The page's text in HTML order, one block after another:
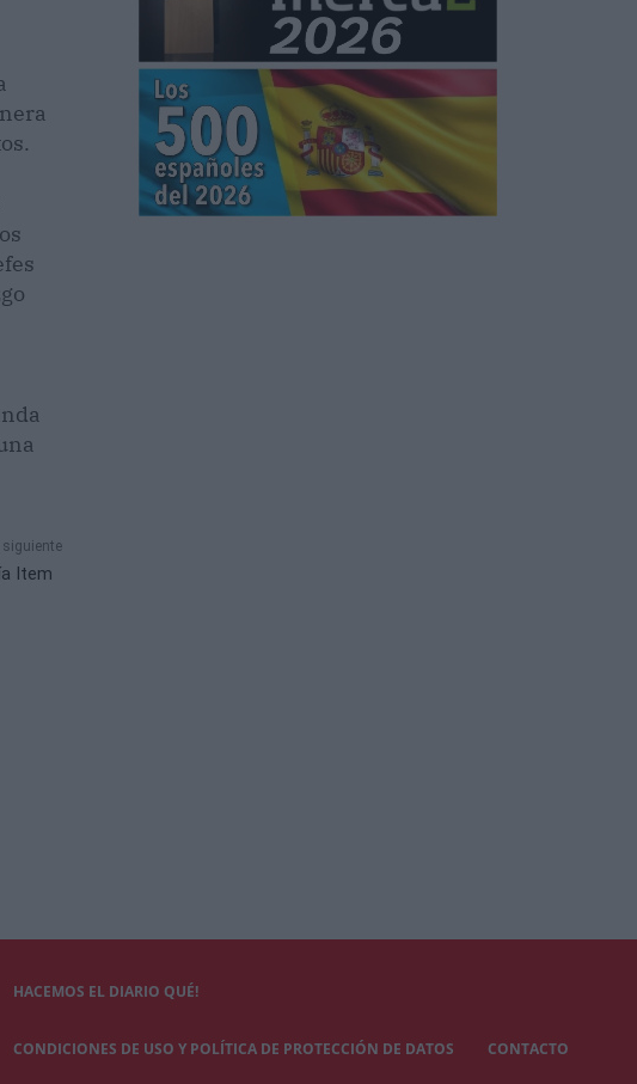
Item
HACEMOS EL DIARIO QUÉ!
CONDICIONES DE USO Y POLÍTICA DE PROTECCIÓN DE DATOS CONTACTO